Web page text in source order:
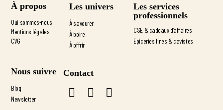
À propos
Qui sommes-nous
Mentions légales
CVG
Les univers
À savourer
À boire
À offrir
Les services
professionnels
CSE & cadeaux d’affaires
Epiceries fines & cavistes
Nous suivre
Blog
Newsletter
Contact